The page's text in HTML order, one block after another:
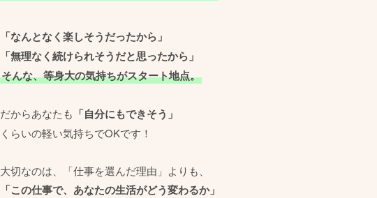
「なんとなく楽しそうだったから」
「無理なく続けられそうだと思ったから」
そんな、等身大の気持ちがスタート地点。
だからあなたも 「自分にもできそう」
くらいの軽い気持ちでOKです！
大切なのは、「仕事を選んだ理由」よりも、
「この仕事で、あなたの生活がどう変わるか」